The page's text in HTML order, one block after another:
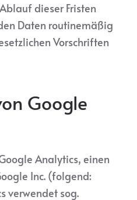
dieser Fristen
Daten routinemäßig
Vorschriften
Google
Analytics, einen
Inc. (folgend:
verwendet sog.